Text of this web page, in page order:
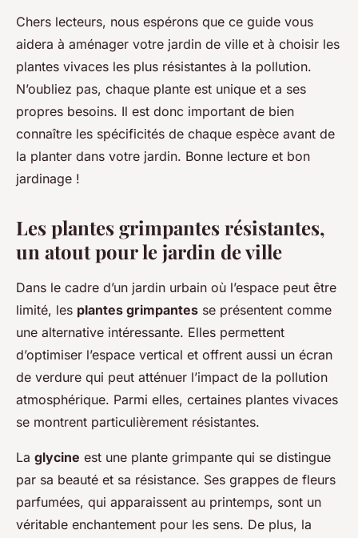
Chers lecteurs, nous espérons que ce guide vous
aidera à aménager votre jardin de ville et à choisir les
plantes vivaces les plus résistantes à la pollution.
N’oubliez pas, chaque plante est unique et a ses
propres besoins. Il est donc important de bien
connaître les spécificités de chaque espèce avant de
la planter dans votre jardin. Bonne lecture et bon
jardinage !
Les plantes grimpantes résistantes,
un atout pour le jardin de ville
Dans le cadre d’un jardin urbain où l’espace peut être
limité, les plantes grimpantes se présentent comme
une alternative intéressante. Elles permettent
d’optimiser l’espace vertical et offrent aussi un écran
de verdure qui peut atténuer l’impact de la pollution
atmosphérique. Parmi elles, certaines plantes vivaces
se montrent particulièrement résistantes.
La glycine est une plante grimpante qui se distingue
par sa beauté et sa résistance. Ses grappes de fleurs
parfumées, qui apparaissent au printemps, sont un
véritable enchantement pour les sens. De plus, la